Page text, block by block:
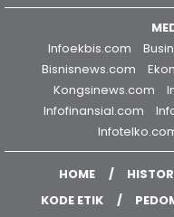
Infoekbis.com
Bisnisnews.com
Kongsinews.com
Infofinansial.com
HOME
KODE ETIK